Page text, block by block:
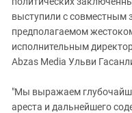
выступили с совместным
предполагаемом
исполнительным
Abzas Media Ульви
"Мы выражаем
ареста и дальнейшего